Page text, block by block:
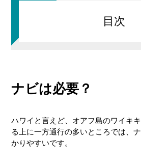
目次
日本語設定方法
ハーツとダラーのナビ
ナビは必要？
ハワイと言えど、オアフ島のワイキ
る上に一方通行の多いところでは、
かりやすいです。